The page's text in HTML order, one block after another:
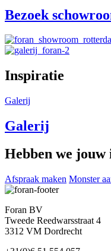
Bezoek
Inspiratie
Galerij
Galerij
Hebben we jouw
Afspraak maken Monster
Foran BV
Tweede Reedwarsstraat 4
3312 VM Dordrecht